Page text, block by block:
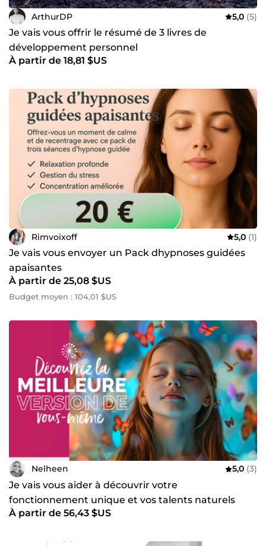
ArthurDP 5,0 (5)
Je vais vous offrir le résumé de 3 livres de
développement personnel
À partir de 18,81 $US
Rimvoixoff 5,0 (1)
Je vais vous envoyer un Pack dhypnoses guidées
apaisantes
À partir de 25,08 $US
Budget moyen : 104,01 $US
Nelheen 5,0 (3)
Je vais vous aider à découvrir votre
fonctionnement unique et vos talents naturels
grâce au Design Humain
À partir de 56,43 $US